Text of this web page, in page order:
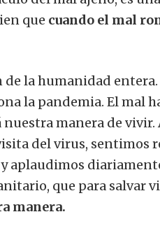
que cuando el mal
de la humanidad entera.
la pandemia. El mal
manera de vivir.
del virus, sentimos
aplaudimos
que para salvar
manera.